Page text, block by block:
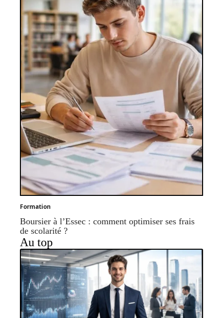
Formation
Boursier à l’Essec : comment optimiser ses frais
de scolarité ?
Au top